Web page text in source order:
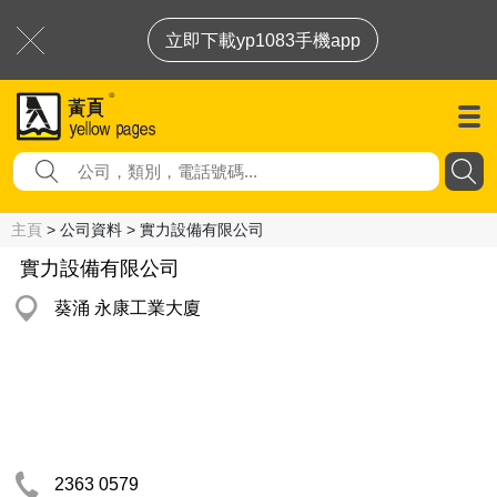
立即下載yp1083手機app
主頁 > 公司資料 > 實力設備有限公司
實力設備有限公司
葵涌 永康工業大廈
2363 0579